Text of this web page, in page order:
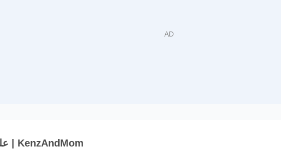
Über علمتني كنز | KenzAndMom